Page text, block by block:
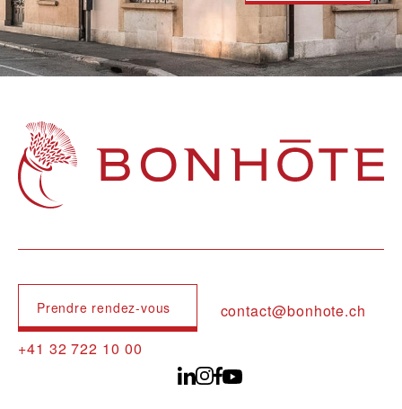
Navigation principale
Prendre rendez-vous
contact@bonhote.ch
+41 32 722 10 00